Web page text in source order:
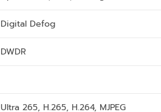
Digital Defog
DWDR
Ultra 265, H.265, H.264, MJPEG